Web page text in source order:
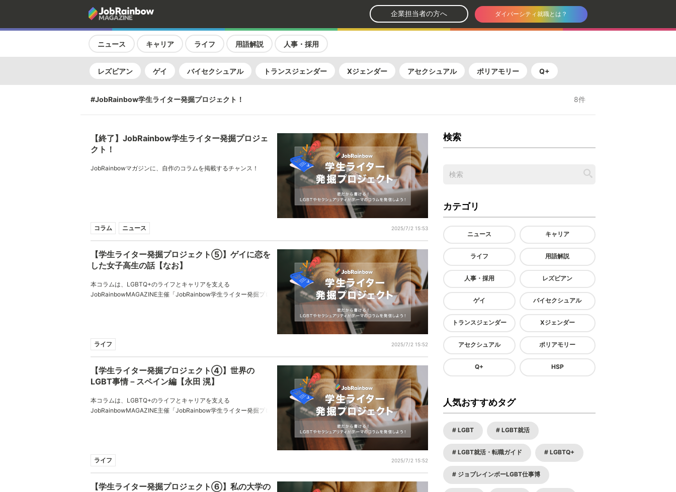
企業担当者の方へ ダイバーシティ就職とは？
ニュース キャリア ライフ 用語解説 人事・採用
レズビアン ゲイ バイセクシュアル トランスジェンダー Xジェンダー アセクシュアル ポリアモリー Q+
#JobRainbow学生ライター発掘プロジェクト！ 8件
【終了】JobRainbow学生ライター発掘プロジェ
クト！
JobRainbowマガジンに、自作のコラムを掲載するチャンス！
コラム ニュース 2025/7/2 15:53
【学生ライター発掘プロジェクト⑤】ゲイに恋を
した女子高生の話【なお】
本コラムは、LGBTQ+のライフとキャリアを支える
JobRainbowMAGAZINE主催「JobRainbow学生ライター発掘プロ
ライフ 2025/7/2 15:52
【学生ライター発掘プロジェクト④】世界の
LGBT事情－スペイン編【永田 滉】
本コラムは、LGBTQ+のライフとキャリアを支える
JobRainbowMAGAZINE主催「JobRainbow学生ライター発掘プロ
ライフ 2025/7/2 15:52
【学生ライター発掘プロジェクト⑥】私の大学の
検索
カテゴリ
ニュース キャリア
ライフ 用語解説
人事・採用 レズビアン
ゲイ バイセクシュアル
トランスジェンダー Xジェンダー
アセクシュアル ポリアモリー
Q+ HSP
人気おすすめタグ
LGBT LGBT就活
LGBT就活・転職ガイド LGBTQ+
ジョブレインボーLGBT仕事博